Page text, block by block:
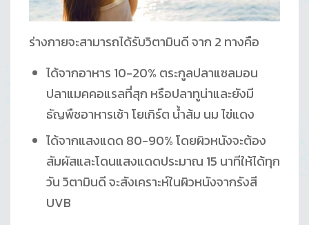
ร่างกายจะสามารถได้รับวิตามินดี จาก 2 ทางคือ
ได้จากอาหาร 10-20% ตระกูลปลาแซลมอน
ปลาแมคคอแรลที่สุก หรือปลาทูน่าและยังมี
ธัญพืชอาหารเช้า โยเกิร์ต น้ำส้ม นม ไข่แดง
ได้จากแสงแดด 80-90% โดยผิวหนังจะต้อง
สัมผัสและโดนแสงแดดประมาณ 15 นาทีให้ได้ทุก
วัน วิตามินดี จะสังเคราะห์ในผิวหนังจากรังสี
UVB